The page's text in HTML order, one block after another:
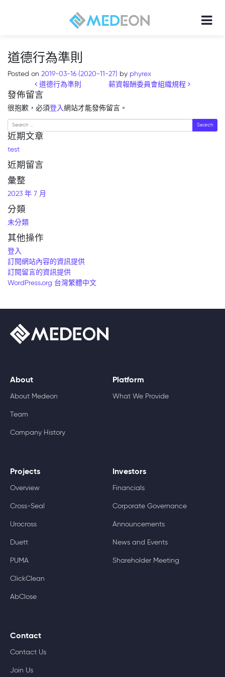
道德行為準則
Posted on 2019-03-16 (2020-11-27) by phyrex
Post navigation
道德行為準則 薪資報酬委員會組織規程
發佈留言
很抱歉，必須登入網站才能發佈留言。
Search
近期文章
test
近期留言
彙整
2023 年 7 月
分類
未分類
其他操作
登入
訂閱網站內容的資訊提供
訂閱留言的資訊提供
WordPress.org 台灣繁體中文
About
About Medeon
Team
Company History
Platform
What We Provide
Projects
Overview
Cross-Seal
Urocross
Duett
PUMA
ClickClean
AbClose
Investors
Financials
Corporate Governance
Announcements
News and Events
Shareholder Meeting
Contact
Contact Us
Join Us